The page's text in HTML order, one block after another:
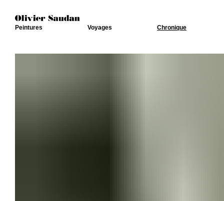
Peintures Voyages Chronique